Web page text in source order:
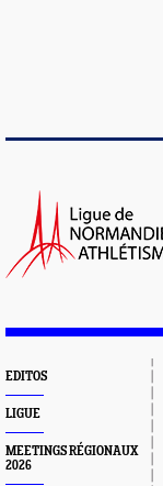
EDITOS
LIGUE
MEETINGS RÉGIONAUX
2026